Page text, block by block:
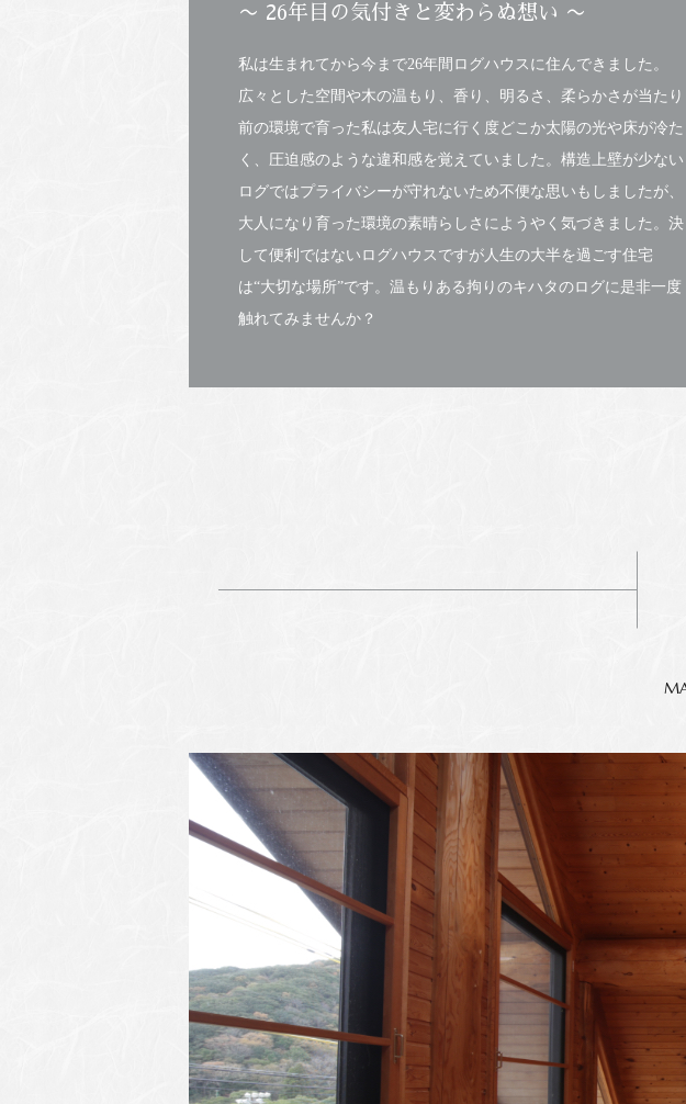
〜 26年目の気付きと変わらぬ想い 〜
私は生まれてから今まで26年間ログハウスに住んできました。
広々とした空間や木の温もり、香り、明るさ、柔らかさが当たり
前の環境で育った私は友人宅に行く度どこか太陽の光や床が冷た
く、圧迫感のような違和感を覚えていました。構造上壁が少ない
ログではプライバシーが守れないため不便な思いもしましたが、
大人になり育った環境の素晴らしさにようやく気づきました。決
して便利ではないログハウスですが人生の大半を過ごす住宅
は“大切な場所”です。温もりある拘りのキハタのログに是非一度
触れてみませんか？